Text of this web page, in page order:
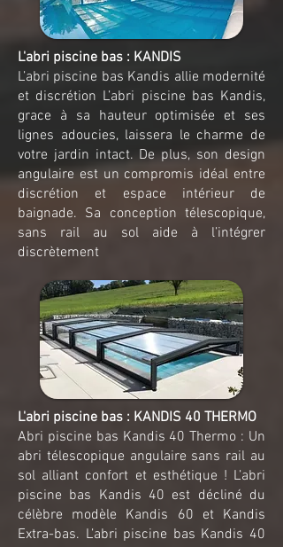
L'abri piscine bas : KANDIS
L’abri piscine bas Kandis allie modernité
et discrétion L’abri piscine bas Kandis,
grace à sa hauteur optimisée et ses
lignes adoucies, laissera le charme de
votre jardin intact. De plus, son design
angulaire est un compromis idéal entre
discrétion et espace intérieur de
baignade. Sa conception télescopique,
sans rail au sol aide à l’intégrer
discrètement
L'abri piscine bas : KANDIS 40 THERMO
Abri piscine bas Kandis 40 Thermo : Un
abri télescopique angulaire sans rail au
sol alliant confort et esthétique ! L’abri
piscine bas Kandis 40 est décliné du
célèbre modèle Kandis 60 et Kandis
Extra-bas. L’abri piscine bas Kandis 40